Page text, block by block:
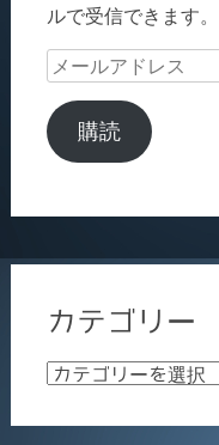
ルで受信できます。
メ
ル
ア
購読
カテゴリー
カ
ゴ